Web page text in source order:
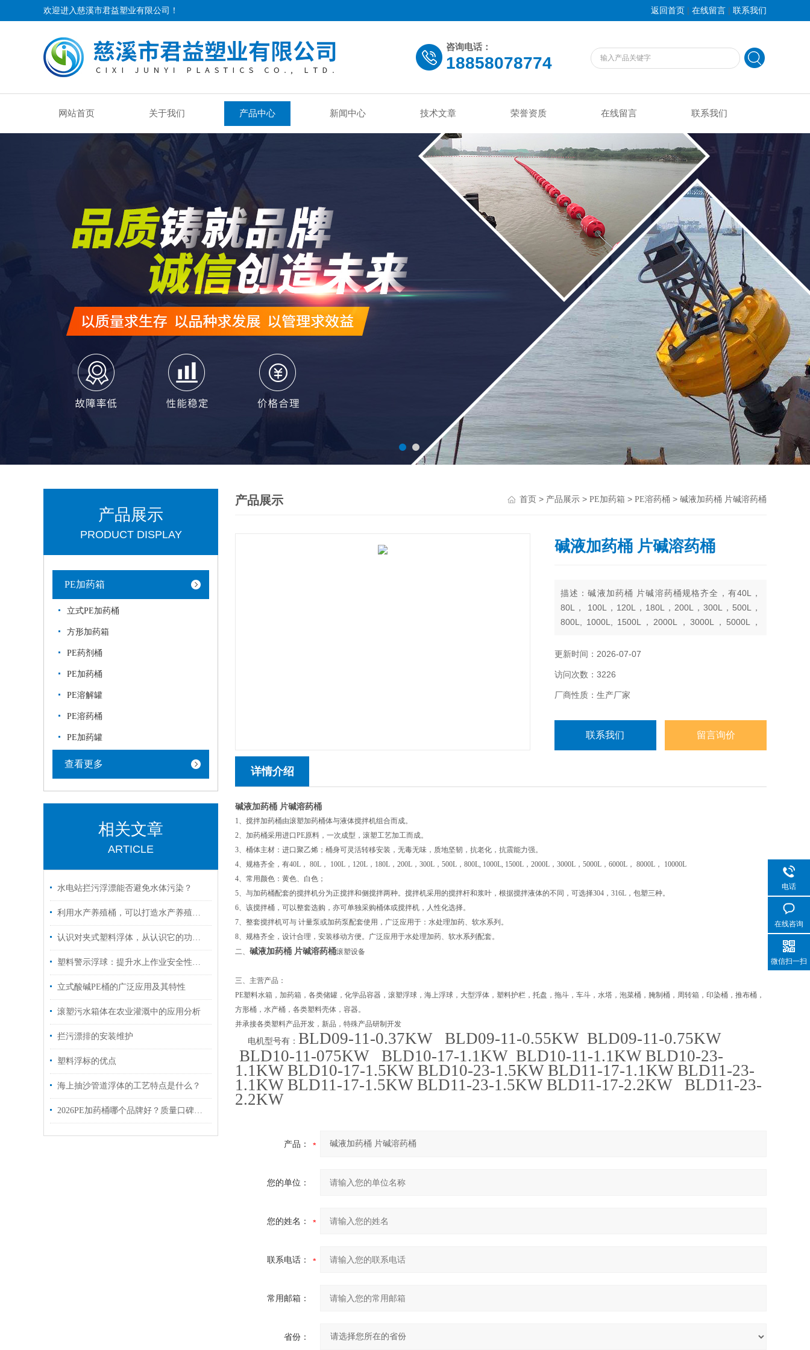
欢迎进入慈溪市君益塑业有限公司！ 返回首页 | 在线留言 | 联系我们
咨询电话：
18858078774
网站首页 关于我们 产品中心 新闻中心 技术文章 荣誉资质 在线留言 联系我们
产品展示
PRODUCT DISPLAY
PE加药箱
立式PE加药桶
方形加药箱
PE药剂桶
PE加药桶
PE溶解罐
PE溶药桶
PE加药罐
查看更多
相关文章
ARTICLE
水电站拦污浮漂能否避免水体污染？
利用水产养殖桶，可以打造水产养殖新模式
认识对夹式塑料浮体，从认识它的功能特点开始
塑料警示浮球：提升水上作业安全性的重要工具
立式酸碱PE桶的广泛应用及其特性
滚塑污水箱体在农业灌溉中的应用分析
拦污漂排的安装维护
塑料浮标的优点
海上抽沙管道浮体的工艺特点是什么？
2026PE加药桶哪个品牌好？质量口碑、技术实力、性价比全面解析
产品展示 首页 > 产品展示 > PE加药箱 > PE溶药桶 > 碱液加药桶 片碱溶药桶
碱液加药桶 片碱溶药桶
描述：碱液加药桶 片碱溶药桶规格齐全，有40L，
80L， 100L，120L，180L，200L，300L，500L，
800L, 1000L, 1500L，2000L，3000L，5000L，
更新时间：2026-07-07
访问次数：3226
厂商性质：生产厂家
联系我们 留言询价
详情介绍
碱液加药桶 片碱溶药桶
1、搅拌加药桶由滚塑加药桶体与液体搅拌机组合而成。
2、加药桶采用进口PE原料，一次成型，滚塑工艺加工而成。
3、桶体主材：进口聚乙烯；桶身可灵活转移安装，无毒无味，质地坚韧，抗老化，抗震能力强。
4、规格齐全，有40L， 80L， 100L，120L，180L，200L，300L，500L，800L, 1000L, 1500L，2000L，3000L，5000L，6000L， 8000L， 10000L
4、常用颜色：黄色、白色；
5、与加药桶配套的搅拌机分为正搅拌和侧搅拌两种。搅拌机采用的搅拌杆和浆叶，根据搅拌液体的不同，可选择304，316L，包塑三种。
6、该搅拌桶，可以整套选购，亦可单独采购桶体或搅拌机，人性化选择。
7、整套搅拌机可与 计量泵或加药泵配套使用，广泛应用于：水处理加药、软水系列。
8、规格齐全，设计合理，安装移动方便。广泛应用于水处理加药、软水系列配套。
二、 碱液加药桶 片碱溶药桶滚塑设备
三、 主营产品：
PE塑料水箱，加药箱，各类储罐，化学品容器，滚塑浮球，海上浮球，大型浮体，塑料护栏，托盘，拖斗，车斗，水塔，泡菜桶，腌制桶，周转箱，印染桶，推布桶，
方形桶，水产桶，各类塑料壳体，容器。
并承接各类塑料产品开发，新品，特殊产品研制开发
电机型号有： BLD09-11-0.37KW BLD09-11-0.55KW BLD09-11-0.75KW
BLD10-11-075KW BLD10-17-1.1KW BLD10-11-1.1KW BLD10-23-
1.1KW BLD10-17-1.5KW BLD10-23-1.5KW BLD11-17-1.1KW BLD11-23-
1.1KW BLD11-17-1.5KW BLD11-23-1.5KW BLD11-17-2.2KW BLD11-23-
2.2KW
产品：
您的单位：
您的姓名：
联系电话：
常用邮箱：
省份：
电话
在线咨询
微信扫一扫